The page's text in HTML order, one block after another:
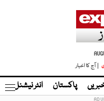
| آج کا اخبار
پاکستان انٹر نیشنل